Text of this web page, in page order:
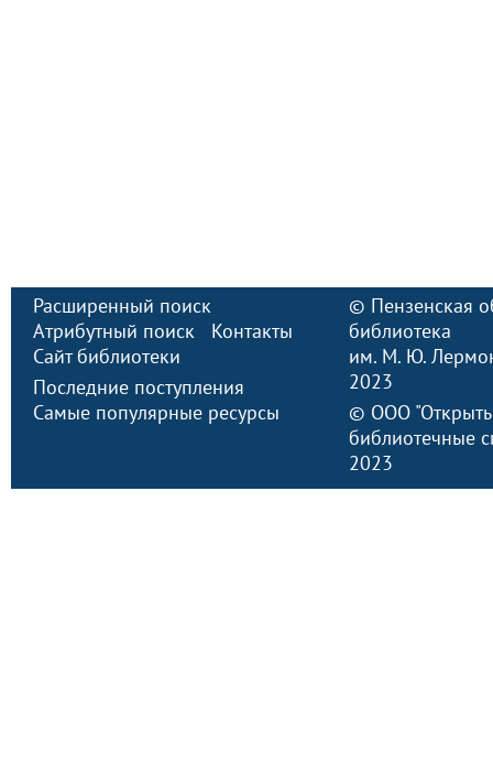
Расширенный поиск
Атрибутный поиск
Контакты
Сайт библиотеки
Последние поступления
Самые популярные ресурсы
© Пензенская
библиотека
им. М. Ю.
2023
© ООО
библиотечные
2023